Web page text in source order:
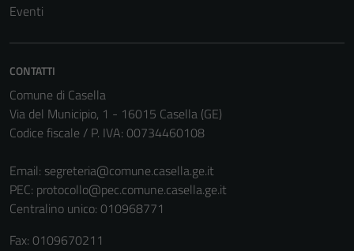
Eventi
CONTATTI
Comune di Casella
Via del Municipio, 1 - 16015 Casella (GE)
Codice fiscale / P. IVA: 00734460108
Email: segreteria@comune.casella.ge.it
PEC: protocollo@pec.comune.casella.ge.it
Centralino unico: 010968771
Fax: 0109670211
possono
essere
Questi cookie
non raccolgono
informazioni